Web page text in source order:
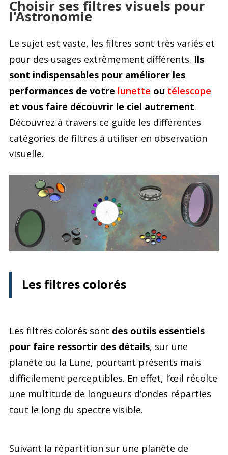
Accessoires pour montures
Pièces détachées
Choisir ses filtres visuels pour
l'Astronomie
Le sujet est vaste, les filtres sont très variés et
pour des usages extrêmement différents. Ils
sont indispensables pour améliorer les
performances de votre lunette ou télescope
et vous faire découvrir le ciel autrement.
Découvrez à travers ce guide les différentes
catégories de filtres à utiliser en observation
visuelle.
Les filtres colorés
Les filtres colorés sont des outils essentiels
pour faire ressortir des détails, sur une
planète ou la Lune, pourtant présents mais
difficilement perceptibles. En effet, l’œil récolte
une multitude de longueurs d’ondes réparties
tout le long du spectre visible.
Suivant la répartition sur une planète de